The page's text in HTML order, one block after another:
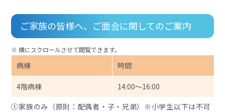
ご家族の皆様へ、ご面会に関してのご案内
病棟 時間
4階病棟
14:00～16:00
①家族のみ（原則：配偶者・子・兄弟）※小学生以下は不可